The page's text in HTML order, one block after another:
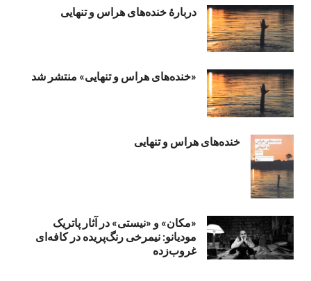
دربارهٔ خنده‌های هراس و تنهایی
«خنده‌های هراس و تنهایی» منتشر شد
خنده‌های هراس و تنهایی
«مکان» و «نیستی» در آثار پاتریک
مودیانو: نیمرخی رنگ‌پریده در کافه‌ای
غروب‌زده